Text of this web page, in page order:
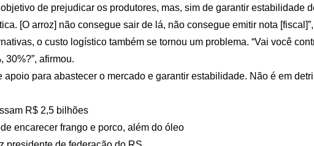
de prejudicar os produtores, mas, sim de garantir estabilidade
[O arroz] não consegue sair de lá, não consegue emitir nota
o custo logístico também se tornou um problema. “Vai você
30%?”, afirmou.
para abastecer o mercado e garantir estabilidade. Não é em
R$ 2,5 bilhões
encarecer frango e porco, além do óleo